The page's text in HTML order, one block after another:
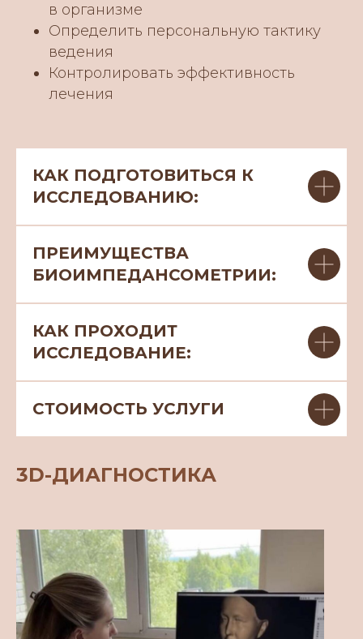
в организме
Определить персональную тактику
ведения
Контролировать эффективность
лечения
КАК ПОДГОТОВИТЬСЯ К
ИССЛЕДОВАНИЮ:
ПРЕИМУЩЕСТВА
БИОИМПЕДАНСОМЕТРИИ:
КАК ПРОХОДИТ
ИССЛЕДОВАНИЕ:
СТОИМОСТЬ УСЛУГИ
3D-ДИАГНОСТИКА